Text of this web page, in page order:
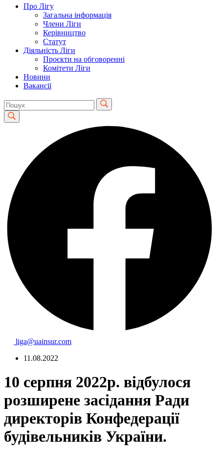
Про Лігу
Загальна інформація
Члени Ліги
Керівництво
Статут
Діяльність Ліги
Проєкти на обговоренні
Комітети Ліги
Новини
Вакансії
liga@uainsur.com
11.08.2022
10 серпня 2022р. відбулося
розширене засідання Ради
директорів Конфедерації
будівельників України.